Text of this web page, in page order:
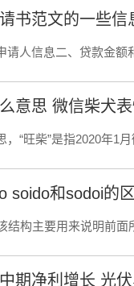
书范文的一些信
请人信息二、贷款金额
意思 微信柴犬
“旺柴”是指2020年1
soido和sodoi的
结构主要用来说明前
期净利增长 光